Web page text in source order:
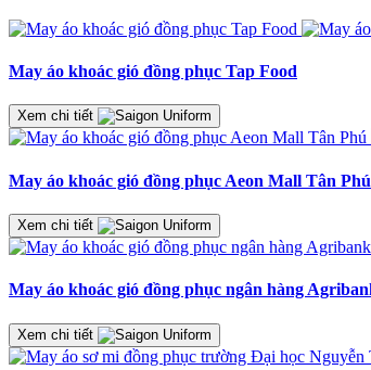
May áo khoác gió đồng phục Tap Food
Xem chi tiết
May áo khoác gió đồng phục Aeon Mall Tân Phú
Xem chi tiết
May áo khoác gió đồng phục ngân hàng
Xem chi tiết